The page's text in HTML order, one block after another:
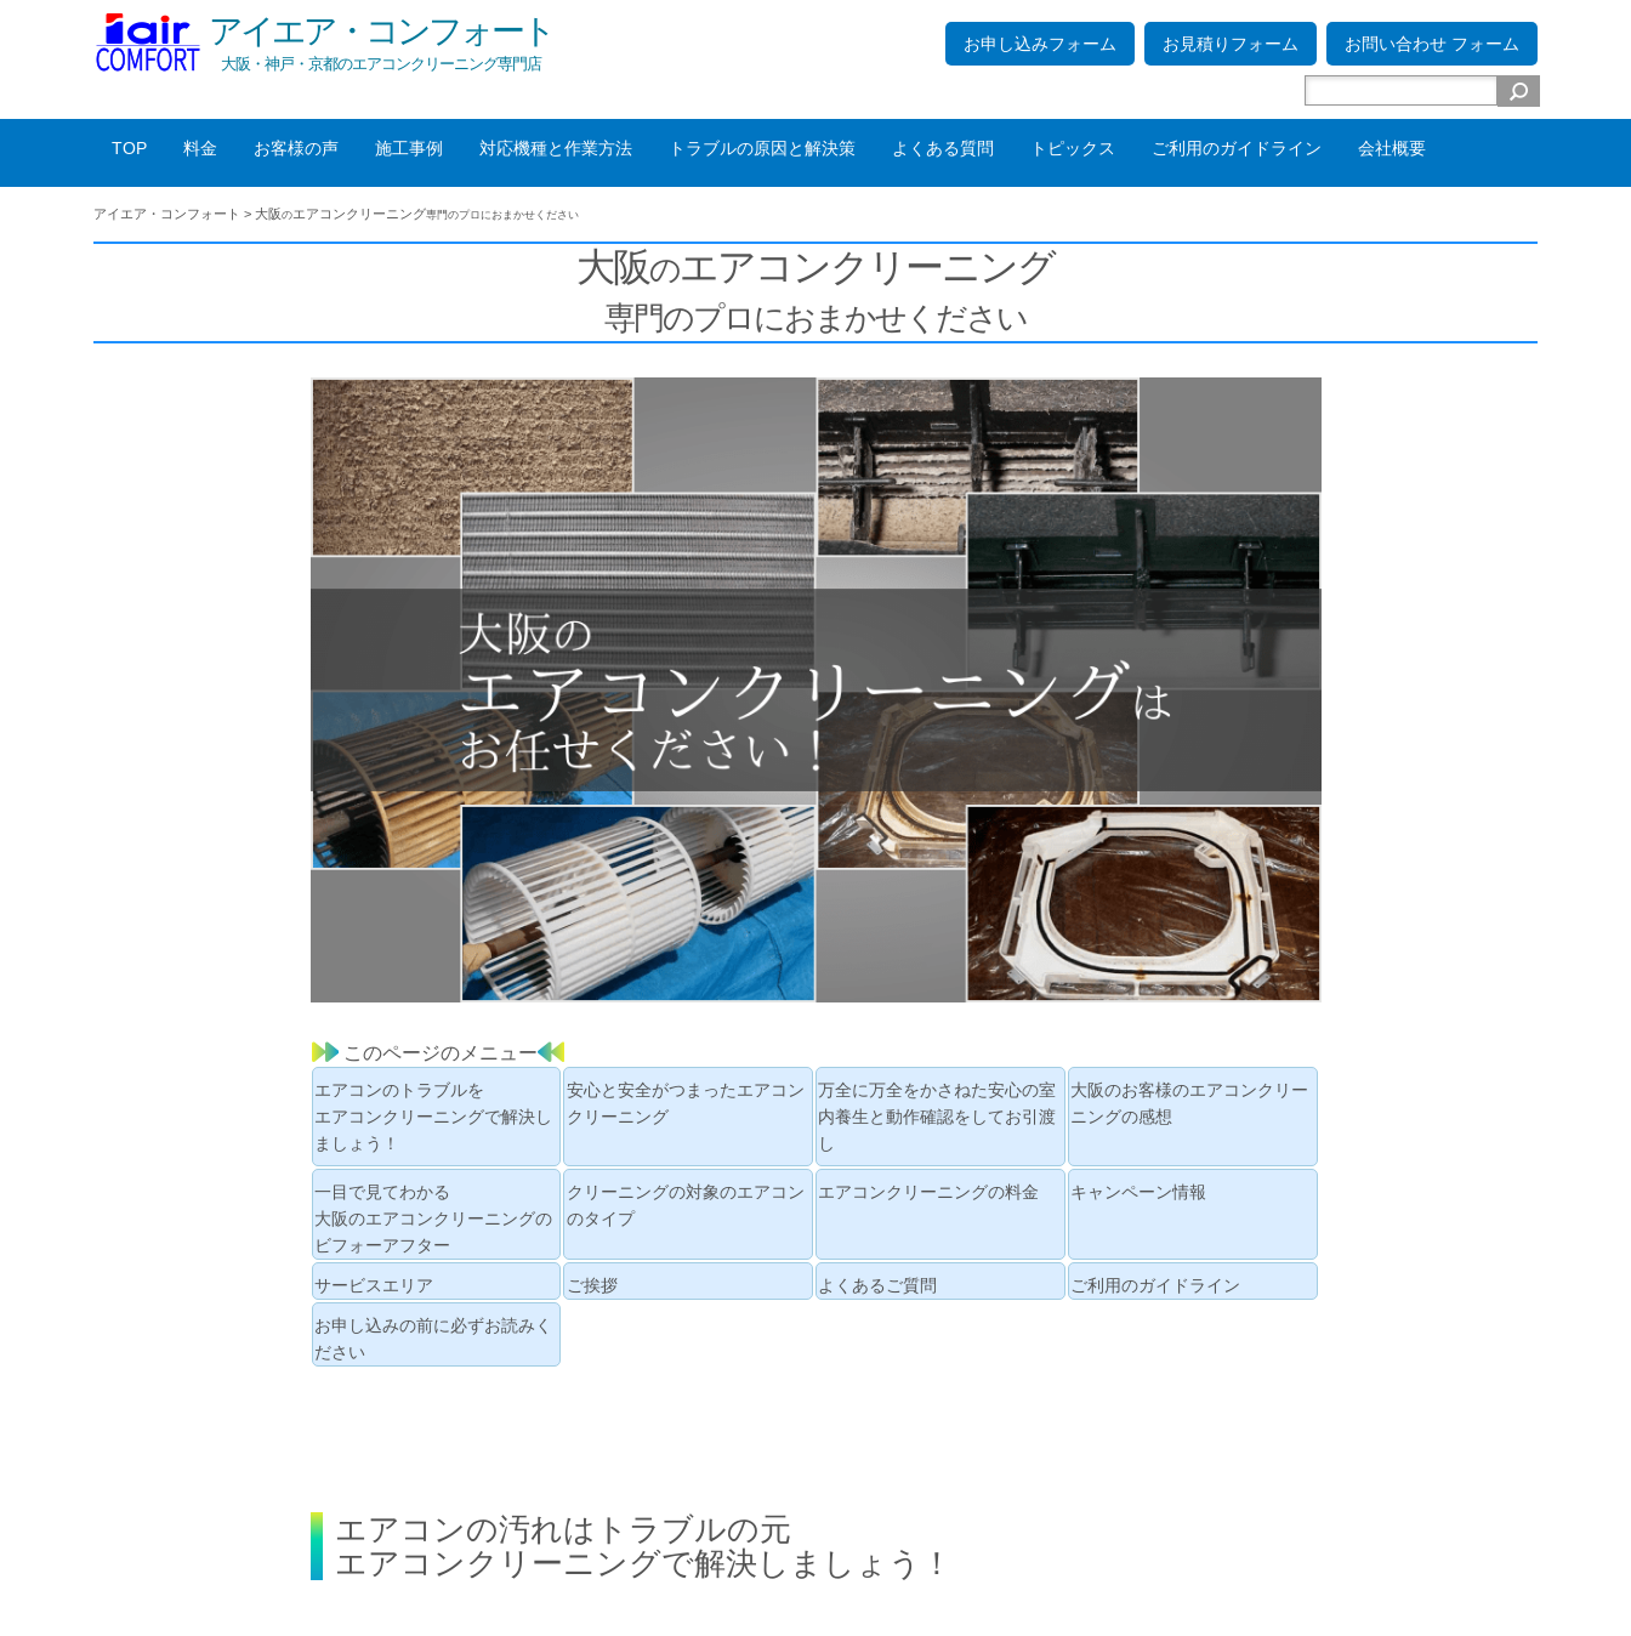
アイエア・コンフォート
大阪・神戸・京都のエアコンクリーニング専門店
お申し込みフォーム お見積りフォーム お問い合わせ フォーム
TOP 料金 お客様の声 施工事例 対応機種と作業方法 トラブルの原因と解決策 よくある質問 トピックス ご利用のガイドライン 会社概要
アイエア・コンフォート > 大阪の エアコンクリーニング専門のプロにおまかせください
大阪のエアコンクリーニング
専門のプロにおまかせください
このページのメニュー
エアコンのトラブルを
エアコンクリーニングで解決し
ましょう！
安心と安全がつまったエアコン
クリーニング
万全に万全をかさねた安心の室
内養生と動作確認をしてお引渡
し
大阪のお客様のエアコンクリー
ニングの感想
一目で見てわかる
大阪のエアコンクリーニングの
ビフォーアフター
クリーニングの対象のエアコン
のタイプ
エアコンクリーニングの料金 キャンペーン情報
サービスエリア ご挨拶 よくあるご質問 ご利用のガイドライン
お申し込みの前に必ずお読みく
ださい
エアコンの汚れはトラブルの元
エアコンクリーニングで解決しましょう！